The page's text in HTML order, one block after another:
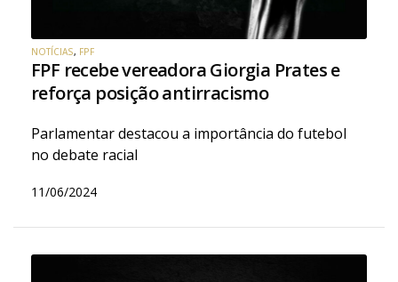
NOTÍCIAS, FPF
FPF recebe vereadora Giorgia Prates e
reforça posição antirracismo
Parlamentar destacou a importância do futebol
no debate racial
11/06/2024